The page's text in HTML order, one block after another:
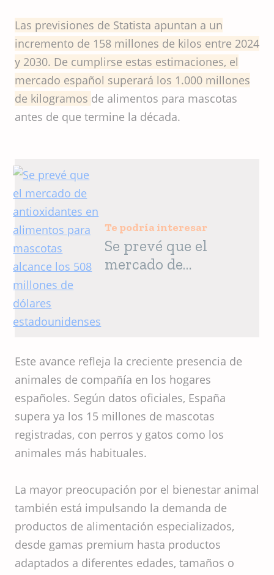
Las previsiones de Statista apuntan a un
incremento de 158 millones de kilos entre 2024
y 2030. De cumplirse estas estimaciones, el
mercado español superará los 1.000 millones
de kilogramos de alimentos para mascotas
antes de que termine la década.
Te podría interesar
Se prevé que el
mercado de
dólares
estadounidenses
Este avance refleja la creciente presencia de
animales de compañía en los hogares
españoles. Según datos oficiales, España
supera ya los 15 millones de mascotas
registradas, con perros y gatos como los
animales más habituales.
La mayor preocupación por el bienestar animal
también está impulsando la demanda de
productos de alimentación especializados,
desde gamas premium hasta productos
adaptados a diferentes edades, tamaños o